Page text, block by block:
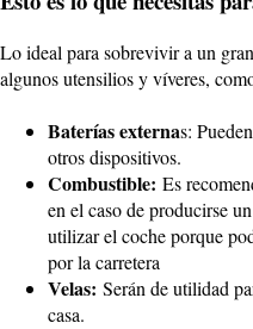
Lo ideal para sobrevivir a un
algunos utensilios y víveres,
Baterías externas:
otros dispositivos.
Combustible: Es
en el caso de producirse
utilizar el coche porque
por la carretera
Velas: Serán de utilidad
casa.